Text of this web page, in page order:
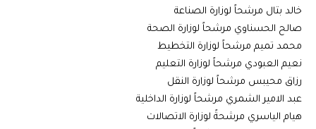
خالد بتال مرشحاً لوزارة الصناعة
صالح الحسناوي مرشحاً لوزارة الصحة
محمد تميم مرشحاً لوزارة التخطيط
نعيم العبودي مرشحاً لوزارة التعليم
رزاق محيبس مرشحاً لوزارة النقل
عبد الامير الشمري مرشحاً لوزارة الداخلية
هيام الياسري مرشحةً لوزارة الاتصالات